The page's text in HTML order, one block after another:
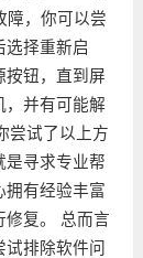
障，你可以尝
选择重新启
按钮，直到屏
，并有可能解
尝试了以上方
是寻求专业帮
拥有经验丰富
修复。 总而言
排除软件问